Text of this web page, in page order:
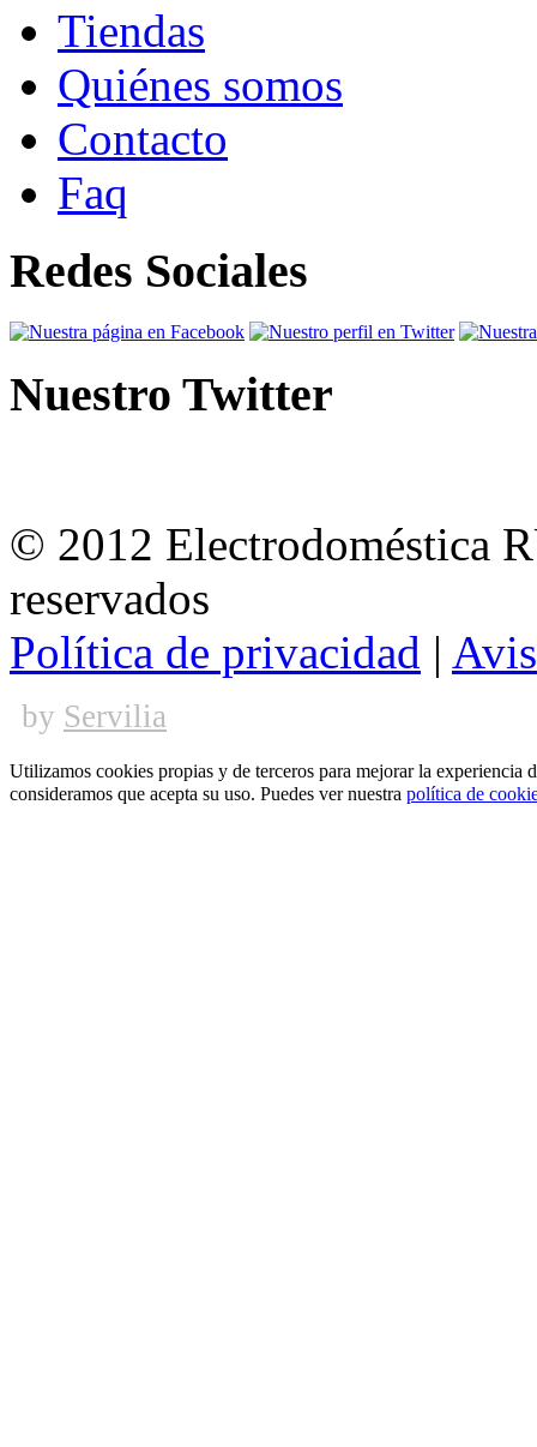
Tiendas
Quiénes somos
Contacto
Faq
Redes Sociales
Nuestro Twitter
© 2012 Electrodoméstica
reservados
Política de privacidad |
by Servilia
Utilizamos cookies propias y de terceros para mejorar la
consideramos que acepta su uso. Puedes ver nuestra política de